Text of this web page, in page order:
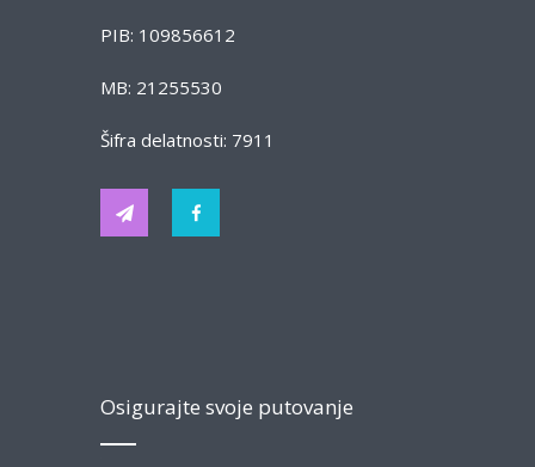
PIB: 109856612
MB: 21255530
Šifra delatnosti: 7911
Osigurajte svoje putovanje